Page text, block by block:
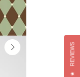
★
REVIEWS